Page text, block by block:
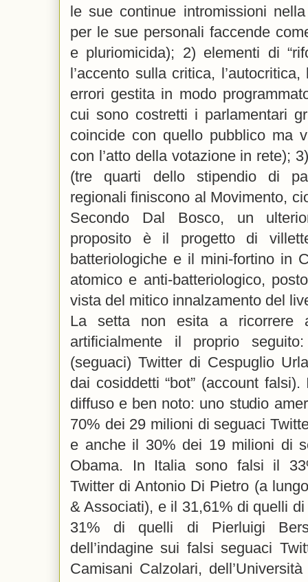
le sue continue intromissioni
per le sue personali faccende
e pluriomicida); 2) elementi di
l’accento sulla critica,
errori gestita in modo
cui sono costretti i parlamentari
coincide con quello pubblico ma
con l’atto della votazione in rete);
(tre quarti dello stipendio di
regionali finiscono al Movimento,
Secondo Dal Bosco, un
proposito è il progetto di
batteriologiche e il mini-fortino in
atomico e anti-batteriologico,
vista del mitico innalzamento del
La setta non esita a ricorrere
artificialmente il proprio
(seguaci) Twitter di Cespuglio
dai cosiddetti “bot” (account
diffuso e ben noto: uno studio
70% dei 29 milioni di seguaci
e anche il 30% dei 19 milioni di
Obama. In Italia sono falsi il
Twitter di Antonio Di Pietro (a
& Associati), e il 31,61% di quelli
31% di quelli di Pierluigi
dell’indagine sui falsi seguaci
Camisani Calzolari,